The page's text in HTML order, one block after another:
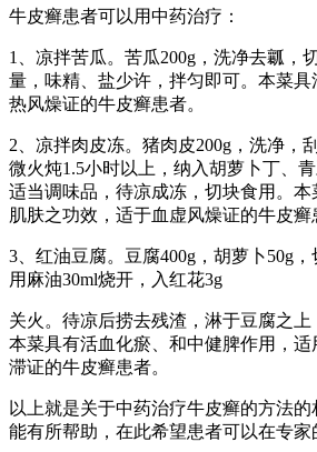
牛皮癣患者可以用中药治疗：
1、凉拌苦瓜。苦瓜200g，洗净去瓤，
量，味精、盐少许，拌匀即可。本菜具
热风燥证的牛皮癣患者。
2、凉拌肉皮冻。猪肉皮200g，洗净，
微火炖1.5小时以上，纳入胡萝卜丁、
适当调味品，待凉成冻，切块食用。
肌肤之功效，适于血虚风燥证的牛皮癣
3、红油豆腐。豆腐400g，胡萝卜50g
用麻油30ml烧开，入红花3g
关火。待凉后捞去残渣，淋于豆腐之上
本菜具有活血化瘀、和中健脾作用，适
滞证的牛皮癣患者。
以上就是关于中药治疗牛皮癣的方法
能有所帮助，在此希望患者可以在专家